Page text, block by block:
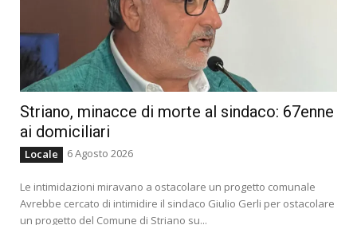
Striano, minacce di morte al sindaco: 67enne
ai domiciliari
Locale 6 Agosto 2026
Le intimidazioni miravano a ostacolare un progetto comunale
Avrebbe cercato di intimidire il sindaco Giulio Gerli per ostacolare
un progetto del Comune di Striano su...